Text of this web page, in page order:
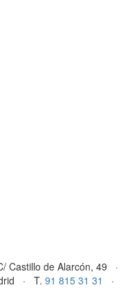
Castillo de Alarcón, 49 ·
· T. 91 815 31 31
·